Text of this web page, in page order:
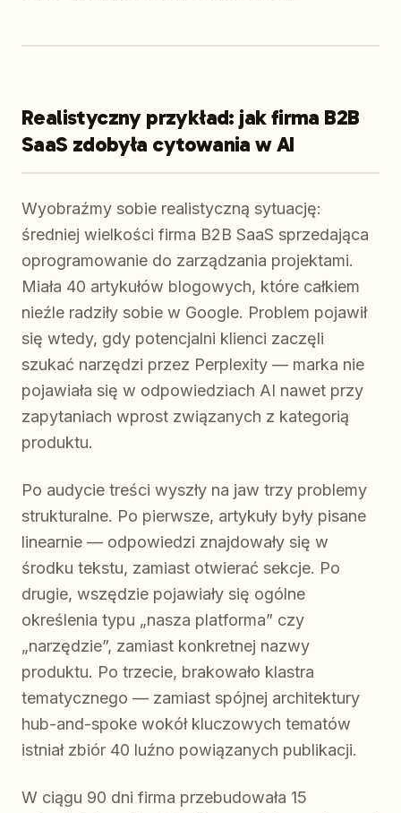
Realistyczny przykład: jak firma B2B
SaaS zdobyła cytowania w AI
Wyobraźmy sobie realistyczną sytuację:
średniej wielkości firma B2B SaaS sprzedająca
oprogramowanie do zarządzania projektami.
Miała 40 artykułów blogowych, które całkiem
nieźle radziły sobie w Google. Problem pojawił
się wtedy, gdy potencjalni klienci zaczęli
szukać narzędzi przez Perplexity — marka nie
pojawiała się w odpowiedziach AI nawet przy
zapytaniach wprost związanych z kategorią
produktu.
Po audycie treści wyszły na jaw trzy problemy
strukturalne. Po pierwsze, artykuły były pisane
linearnie — odpowiedzi znajdowały się w
środku tekstu, zamiast otwierać sekcje. Po
drugie, wszędzie pojawiały się ogólne
określenia typu „nasza platforma” czy
„narzędzie”, zamiast konkretnej nazwy
produktu. Po trzecie, brakowało klastra
tematycznego — zamiast spójnej architektury
hub-and-spoke wokół kluczowych tematów
istniał zbiór 40 luźno powiązanych publikacji.
W ciągu 90 dni firma przebudowała 15